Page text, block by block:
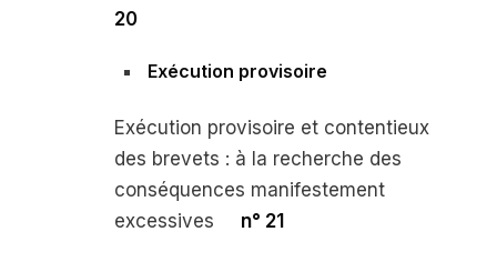
20
Exécution provisoire
Exécution provisoire et contentieux
des brevets : à la recherche des
conséquences manifestement
excessives
n° 21